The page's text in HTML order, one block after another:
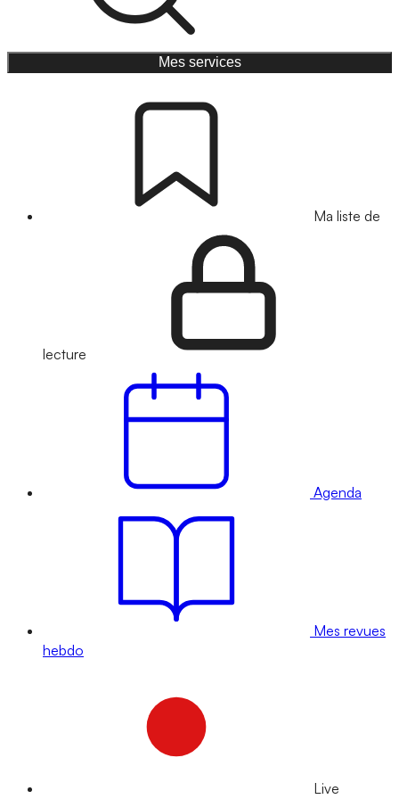
Mes services
Ma liste de
lecture
Agenda
Mes revues
hebdo
Live